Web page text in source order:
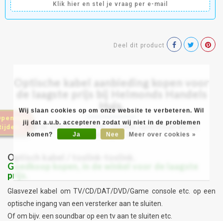
Klik hier en stel je vraag per e-mail
Deel dit product
Optische kabel aanbieding kopen voor
de laagste prijs bij Helmonds Handels
Huis.
Bekijk alle informatie, review, specificaties en
afmetingen ►►
Optisch kabel / toslink-toslink.
Goedkoop kopen, in de winkel voor de laagste
prijs.
Glasvezel kabel om TV/CD/DAT/DVD/Game console etc. op een
optische ingang van een versterker aan te sluiten.
Of om bijv. een soundbar op een tv aan te sluiten etc.
Wij slaan cookies op om onze website te verbeteren. Wil
jij dat a.u.b. accepteren zodat wij niet in de problemen
komen?
Ja Nee Meer over cookies »